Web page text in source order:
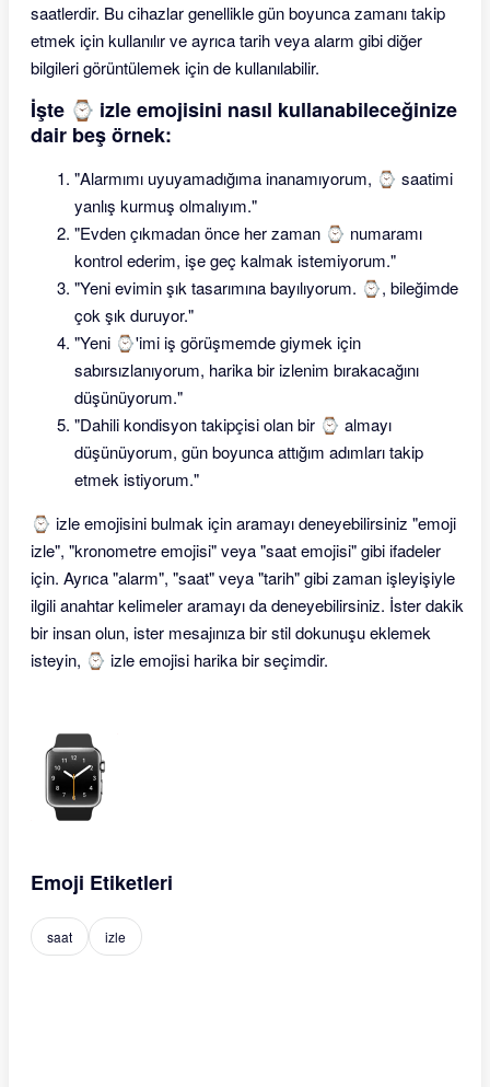
saatlerdir. Bu cihazlar genellikle gün boyunca zamanı takip
etmek için kullanılır ve ayrıca tarih veya alarm gibi diğer
bilgileri görüntülemek için de kullanılabilir.
İşte ⌚ izle emojisini nasıl kullanabileceğinize
dair beş örnek:
"Alarmımı uyuyamadığıma inanamıyorum, ⌚ saatimi
yanlış kurmuş olmalıyım."
"Evden çıkmadan önce her zaman ⌚ numaramı
kontrol ederim, işe geç kalmak istemiyorum."
"Yeni evimin şık tasarımına bayılıyorum. ⌚, bileğimde
çok şık duruyor."
"Yeni ⌚'imi iş görüşmemde giymek için
sabırsızlanıyorum, harika bir izlenim bırakacağını
düşünüyorum."
"Dahili kondisyon takipçisi olan bir ⌚ almayı
düşünüyorum, gün boyunca attığım adımları takip
etmek istiyorum."
⌚ izle emojisini bulmak için aramayı deneyebilirsiniz "emoji
izle", "kronometre emojisi" veya "saat emojisi" gibi ifadeler
için. Ayrıca "alarm", "saat" veya "tarih" gibi zaman işleyişiyle
ilgili anahtar kelimeler aramayı da deneyebilirsiniz. İster dakik
bir insan olun, ister mesajınıza bir stil dokunuşu eklemek
isteyin, ⌚ izle emojisi harika bir seçimdir.
Emoji Etiketleri
saat izle